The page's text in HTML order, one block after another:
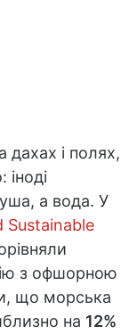
дахах і полях,
а вода. У
Sustainable
з офшорною
що морська
на 12%